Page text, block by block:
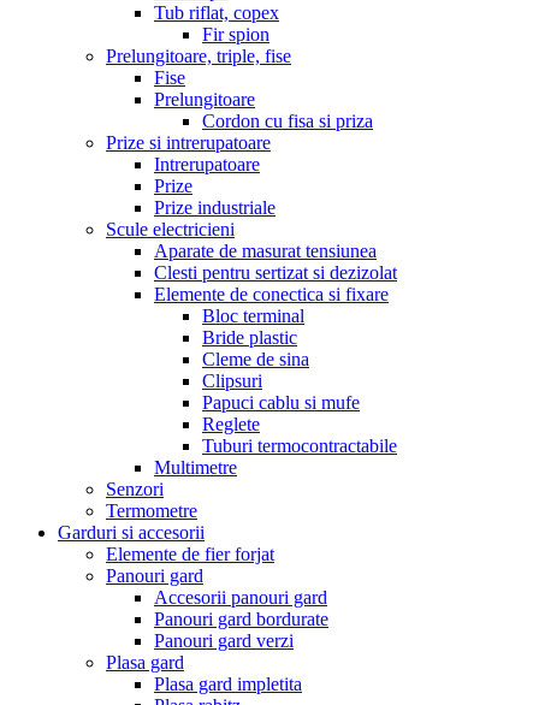
Tub riflat, copex
Fir spion
Prelungitoare, triple, fise
Fise
Prelungitoare
Cordon cu fisa si priza
Prize si intrerupatoare
Intrerupatoare
Prize
Prize industriale
Scule electricieni
Aparate de masurat tensiunea
Clesti pentru sertizat si dezizolat
Elemente de conectica si fixare
Bloc terminal
Bride plastic
Cleme de sina
Clipsuri
Papuci cablu si mufe
Reglete
Tuburi termocontractabile
Multimetre
Senzori
Termometre
Garduri si accesorii
Elemente de fier forjat
Panouri gard
Accesorii panouri gard
Panouri gard bordurate
Panouri gard verzi
Plasa gard
Plasa gard impletita